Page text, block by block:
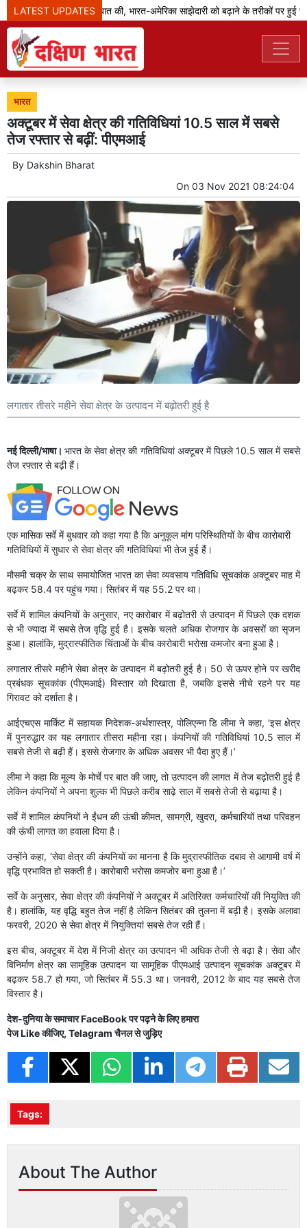
LATEST UPDATES
जेडी वेंस ने मोदी से बात की, भारत-अमेरिका साझेदारी को बढ़ाने के तरीकों पर हुई चर्चा
भारत
अक्टूबर में सेवा क्षेत्र की गतिविधियां 10.5 साल में सबसे
तेज रफ्तार से बढ़ीं: पीएमआई
By Dakshin Bharat
On 03 Nov 2021 08:24:04
लगातार तीसरे महीने सेवा क्षेत्र के उत्पादन में बढ़ोतरी हुई है
नई दिल्ली/भाषा।भारत के सेवा क्षेत्र की गतिविधियां अक्टूबर में पिछले 10.5 साल में सबसे
तेज रफ्तार से बढ़ी हैं।
एक मासिक सर्वे में बुधवार को कहा गया है कि अनुकूल मांग परिस्थितियों के बीच कारोबारी
गतिविधियों में सुधार से सेवा क्षेत्र की गतिविधियां भी तेज हुई हैं।
मौसमी चक्र के साथ समायोजित भारत का सेवा व्यवसाय गतिविधि सूचकांक अक्टूबर माह में
बढ़कर 58.4 पर पहुंच गया। सितंबर में यह 55.2 पर था।
सर्वे में शामिल कंपनियों के अनुसार, नए कारोबार में बढ़ोतरी से उत्पादन में पिछले एक दशक
से भी ज्यादा में सबसे तेज वृद्धि हुई है। इसके चलते अधिक रोजगार के अवसरों का सृजन
हुआ। हालांकि, मुद्रास्फीतिक चिंताओं के बीच कारोबारी भरोसा कमजोर बना हुआ है।
लगातार तीसरे महीने सेवा क्षेत्र के उत्पादन में बढ़ोतरी हुई है। 50 से ऊपर होने पर खरीद
प्रबंधक सूचकांक (पीएमआई) विस्तार को दिखाता है, जबकि इससे नीचे रहने पर यह
गिरावट को दर्शाता है।
आईएचएस मार्किट में सहायक निदेशक-अर्थशास्त्र, पोलिएन्ना डि लीमा ने कहा, ‘इस क्षेत्र
में पुनरुद्धार का यह लगातार तीसरा महीना रहा। कंपनियों की गतिविधियां 10.5 साल में
सबसे तेजी से बढ़ी हैं। इससे रोजगार के अधिक अवसर भी पैदा हुए हैं।’
लीमा ने कहा कि मूल्य के मोर्चे पर बात की जाए, तो उत्पादन की लागत में तेज बढ़ोतरी हुई है
लेकिन कंपनियों ने अपना शुल्क भी पिछले करीब साढ़े साल में सबसे तेजी से बढ़ाया है।
सर्वे में शामिल कंपनियों ने ईंधन की ऊंची कीमत, सामग्री, खुदरा, कर्मचारियों तथा परिवहन
की ऊंची लागत का हवाला दिया है।
उन्होंने कहा, ‘सेवा क्षेत्र की कंपनियों का मानना है कि मुद्रास्फीतिक दबाव से आगामी वर्ष में
वृद्धि प्रभावित हो सकती है। कारोबारी भरोसा कमजोर बना हुआ है।’
सर्वे के अनुसार, सेवा क्षेत्र की कंपनियों ने अक्टूबर में अतिरिक्त कर्मचारियों की नियुक्ति की
है। हालांकि, यह वृद्धि बहुत तेज नहीं है लेकिन सितंबर की तुलना में बढ़ी है। इसके अलावा
फरवरी, 2020 से सेवा क्षेत्र में नियुक्तियां सबसे तेज रही हैं।
इस बीच, अक्टूबर में देश में निजी क्षेत्र का उत्पादन भी अधिक तेजी से बढ़ा है। सेवा और
विनिर्माण क्षेत्र का सामूहिक उत्पादन या सामूहिक पीएमआई उत्पादन सूचकांक अक्टूबर में
बढ़कर 58.7 हो गया, जो सितंबर में 55.3 था। जनवरी, 2012 के बाद यह सबसे तेज
विस्तार है।
देश-दुनिया के समाचारFaceBookपर पढ़ने के लिए हमारा
पेजLikeकीजिए, Telagramचैनल से जुड़िए
Tags:
About The Author